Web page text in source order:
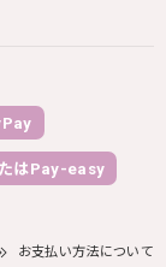
はPay-easy
お支払い方法について